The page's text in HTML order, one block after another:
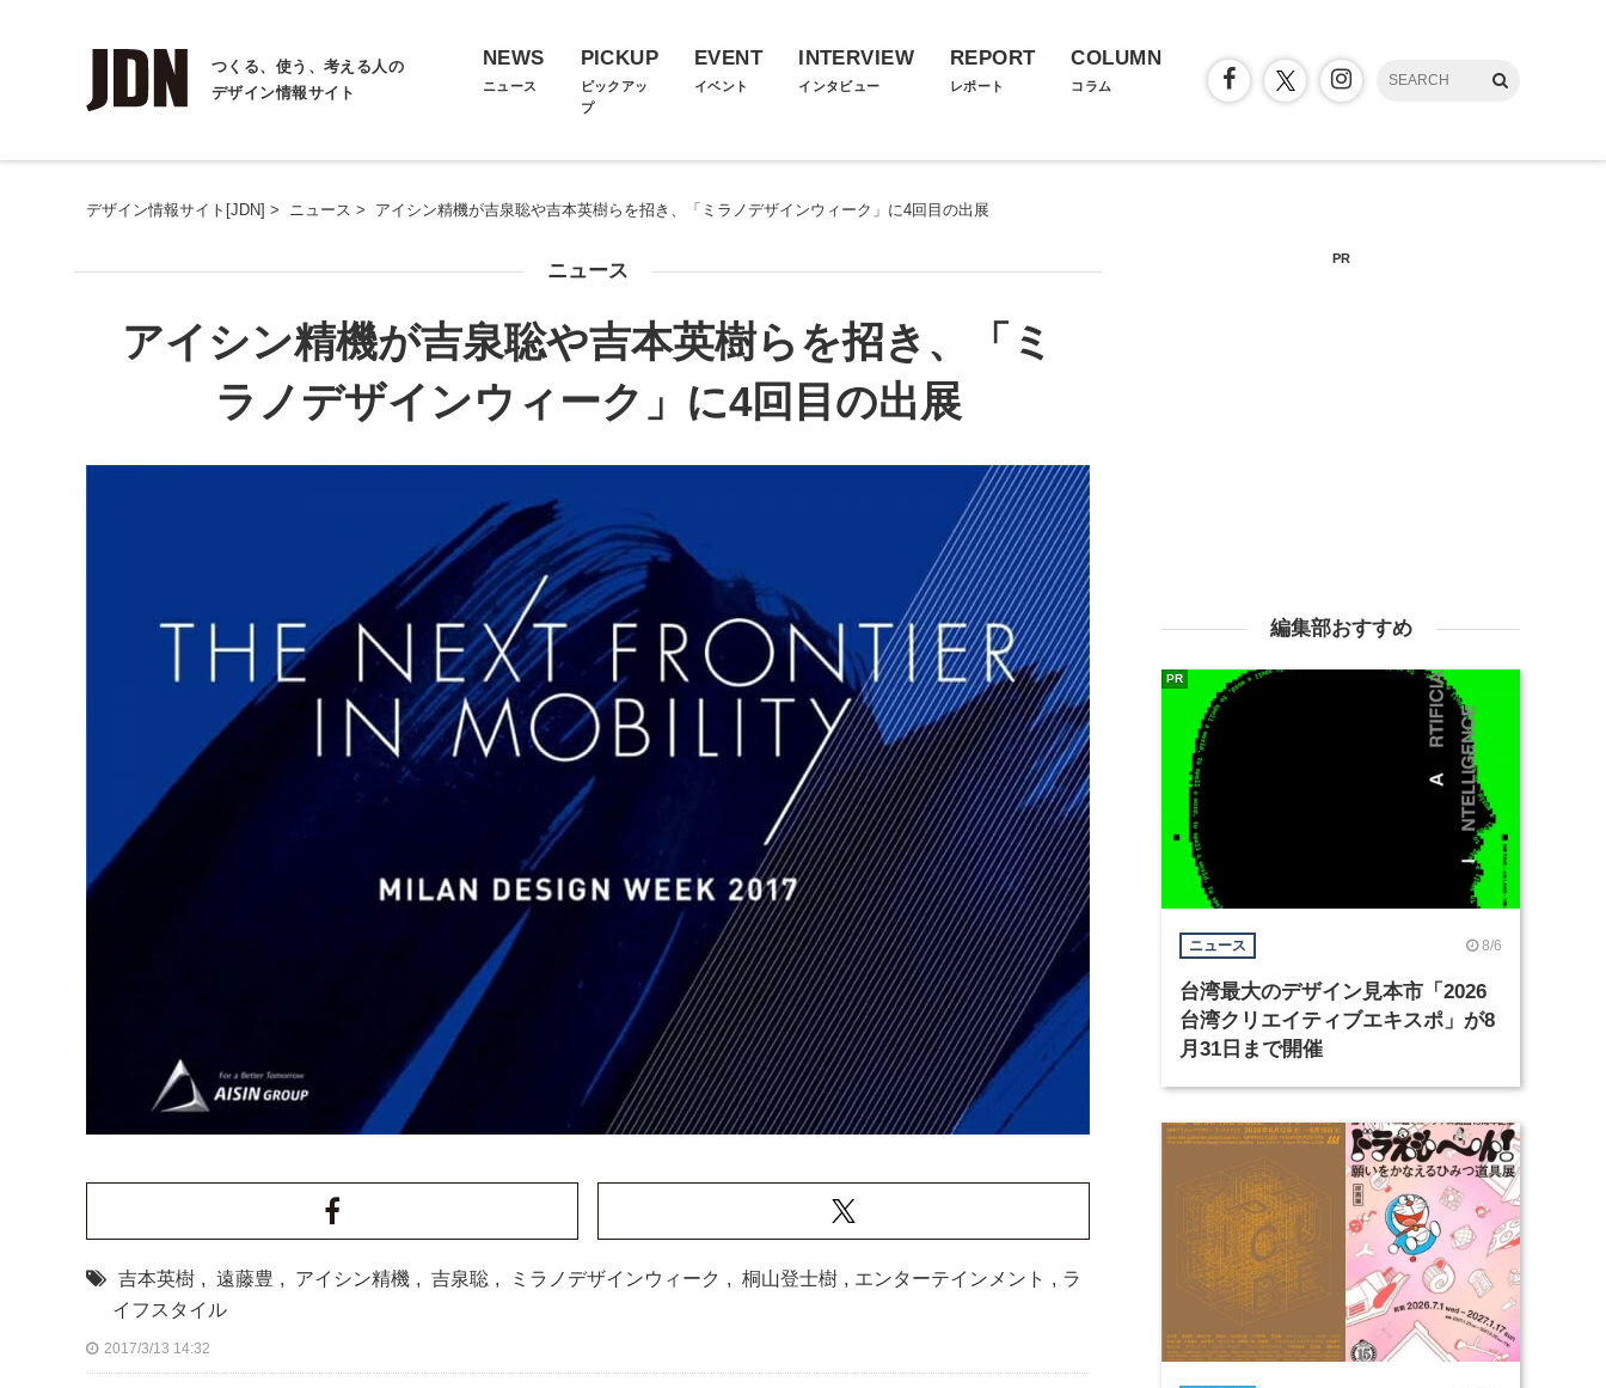
つくる、使う、考える人の
デザイン情報サイト
NEWS
ニュース
PICKUP
ピックアッ
プ
EVENT
イベント
INTERVIEW
インタビュー
REPORT
レポート
COLUMN
コラム
デザイン情報サイト[JDN] > ニュース > アイシン精機が吉泉聡や吉本英樹らを招き、「ミラノデザインウィーク」に4回目の出展
ニュース
アイシン精機が吉泉聡や吉本英樹らを招き、「ミ
ラノデザインウィーク」に4回目の出展
吉本英樹 , 遠藤豊 , アイシン精機 , 吉泉聡 , ミラノデザインウィーク , 桐山登士樹 , エンターテインメント , ラ
イフスタイル
2017/3/13 14:32
PR
編集部おすすめ
ニュース 8/6
台湾最大のデザイン見本市「2026
台湾クリエイティブエキスポ」が8
月31日まで開催
PR